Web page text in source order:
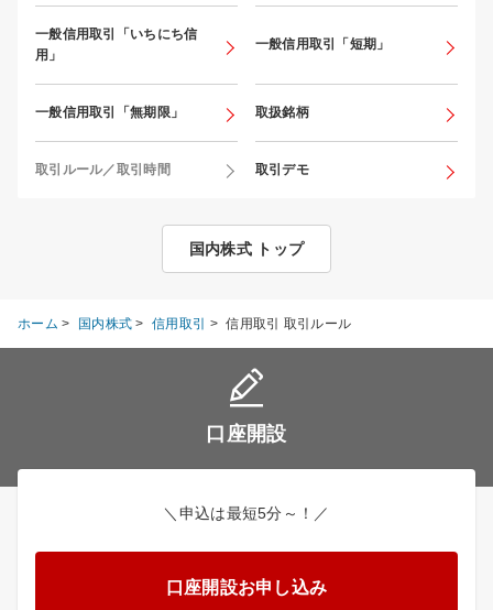
一般信用取引「いちにち信
用」
一般信用取引「短期」
一般信用取引「無期限」 取扱銘柄
取引ルール／取引時間 取引デモ
国内株式 トップ
ホーム > 国内株式 > 信用取引 > 信用取引 取引ルール
口座開設
＼申込は最短5分～！／
口座開設お申し込み